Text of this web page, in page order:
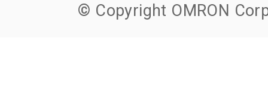
© Copyright OMRON